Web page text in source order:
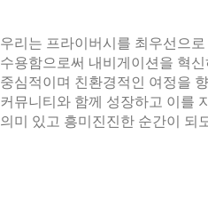
우리는 프라이버시를 최우선으
수용함으로써 내비게이션을 혁
중심적이며 친환경적인 여정을
커뮤니티와 함께 성장하고 이를
의미 있고 흥미진진한 순간이 되